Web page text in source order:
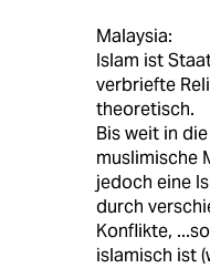
Malaysia:
Islam ist
verbriefte
theoretisch.
Bis weit in
muslimische
jedoch eine
durch
Konflikte,
islamisch ist